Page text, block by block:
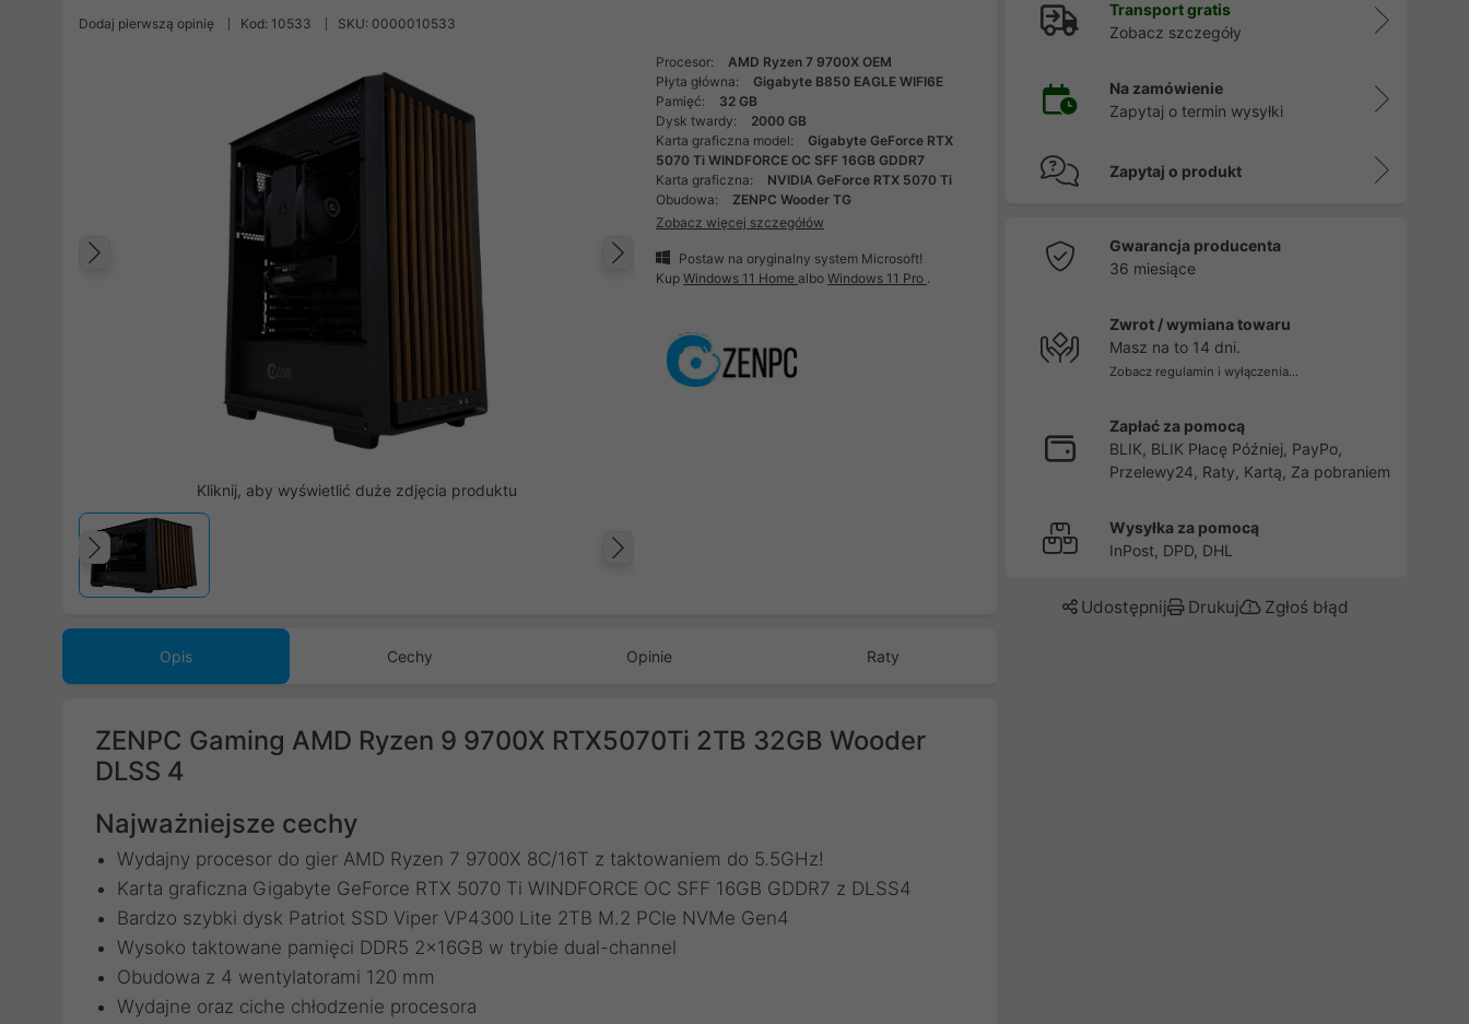
Dodaj pierwszą opinię Kod: 10533 SKU: 0000010533
Następny
Poprzedni
Kliknij, aby wyświetlić duże zdjęcia produktu
Poprzedni
Procesor:
AMD Ryzen 7 9700X OEM
Płyta główna:
Gigabyte B850 EAGLE WIFI6E
Pamięć:
32 GB
Dysk twardy:
2000 GB
Karta graficzna model:
Gigabyte GeForce RTX
5070 Ti WINDFORCE OC SFF 16GB GDDR7
Karta graficzna:
NVIDIA GeForce RTX 5070 Ti
Obudowa:
ZENPC Wooder TG
Zobacz więcej szczegółów
Postaw na oryginalny system Microsoft!
KupWindows 11 HomealboWindows 11 Pro .
Opis Cechy Opinie Raty
ZENPC Gaming AMD Ryzen 9 9700X RTX5070Ti 2TB 32GB Wooder
DLSS 4
Najważniejsze cechy
Wydajny procesor do gier AMD Ryzen 7 9700X 8C/16T z taktowaniem do 5.5GHz!
Karta graficzna Gigabyte GeForce RTX 5070 Ti WINDFORCE OC SFF 16GB GDDR7 z DLSS4
Bardzo szybki dysk Patriot SSD Viper VP4300 Lite 2TB M.2 PCIe NVMe Gen4
Wysoko taktowane pamięci DDR5 2x16GB w trybie dual-channel
Obudowa z 4 wentylatorami 120 mm
Wydajne oraz ciche chłodzenie procesora
Transport gratis
Zobacz szczegóły
Na zamówienie
Zapytaj o termin wysyłki
Zapytaj o produkt
Gwarancja producenta
36 miesiące
Zwrot / wymiana towaru
Masz na to 14 dni.
Zobacz regulamin i wyłączenia...
Zapłać za pomocą
BLIK, BLIK Płacę Później, PayPo,
Przelewy24, Raty, Kartą, Za pobraniem
Wysyłka za pomocą
InPost, DPD, DHL
Udostępnij Drukuj Zgłoś błąd